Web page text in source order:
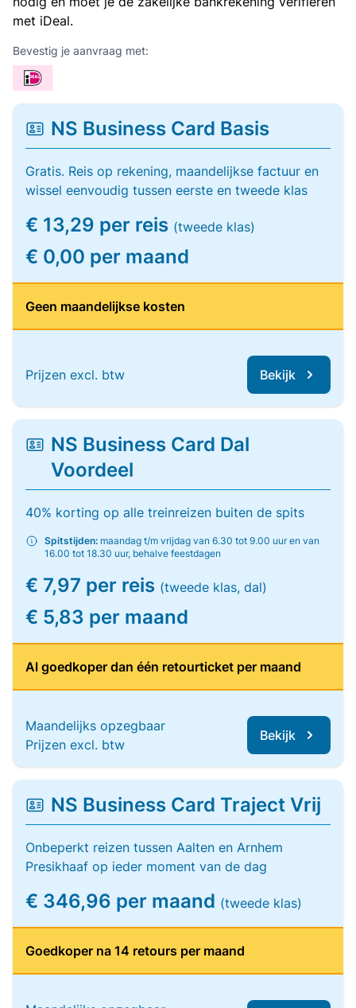
met iDeal.
Bevestig je aanvraag met:
NS Business Card Basis
Gratis. Reis op rekening, maandelijkse factuur en
wissel eenvoudig tussen eerste en tweede klas
€ 13,29 per reis (tweede klas)
€ 0,00 per maand
Geen maandelijkse kosten
Prijzen excl. btw Bekijk
NS Business Card Dal
Voordeel
40% korting op alle treinreizen buiten de spits
Spitstijden: maandag t/m vrijdag van 6.30 tot 9.00 uur en van
16.00 tot 18.30 uur, behalve feestdagen
€ 7,97 per reis (tweede klas, dal)
€ 5,83 per maand
Al goedkoper dan één retourticket per maand
Maandelijks opzegbaar
Prijzen excl. btw
Bekijk
NS Business Card Traject Vrij
Onbeperkt reizen tussen Aalten en Arnhem
Presikhaaf op ieder moment van de dag
€ 346,96 per maand (tweede klas)
Goedkoper na 14 retours per maand